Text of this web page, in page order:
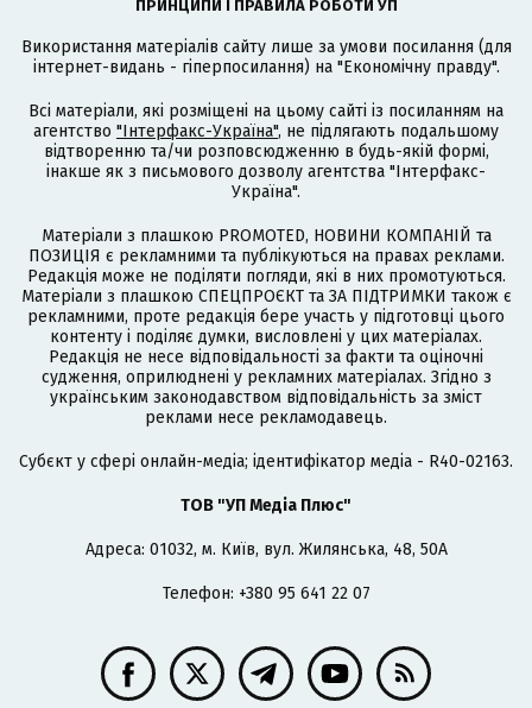
ПРИНЦИПИ І ПРАВИЛА РОБОТИ УП
Використання матеріалів сайту лише за умови посилання (для
інтернет-видань - гіперпосилання) на "Економічну правду".
Всі матеріали, які розміщені на цьому сайті із посиланням на
агентство "Інтерфакс-Україна", не підлягають подальшому
відтворенню та/чи розповсюдженню в будь-якій формі,
інакше як з письмового дозволу агентства "Інтерфакс-
Україна".
Матеріали з плашкою PROMOTED, НОВИНИ КОМПАНІЙ та
ПОЗИЦІЯ є рекламними та публікуються на правах реклами.
Редакція може не поділяти погляди, які в них промотуються.
Матеріали з плашкою СПЕЦПРОЄКТ та ЗА ПІДТРИМКИ також є
рекламними, проте редакція бере участь у підготовці цього
контенту і поділяє думки, висловлені у цих матеріалах.
Редакція не несе відповідальності за факти та оціночні
судження, оприлюднені у рекламних матеріалах. Згідно з
українським законодавством відповідальність за зміст
реклами несе рекламодавець.
Cубєкт у сфері онлайн-медіа; ідентифікатор медіа - R40-02163.
ТОВ "УП Медіа Плюс"
Адреса: 01032, м. Київ, вул. Жилянська, 48, 50А
Телефон: +380 95 641 22 07